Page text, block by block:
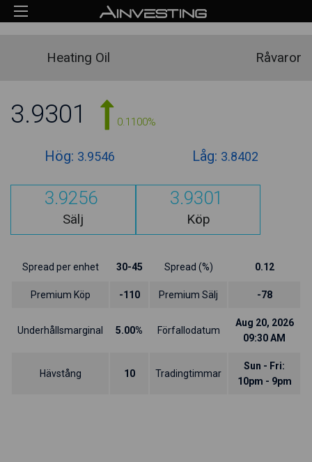
Heating Oil Råvaror
3.9301 0.1100%
Hög: 3.9546 Låg: 3.8402
3.9256
Sälj
3.9301
Köp
Spread per enhet 30-45 Spread (%) 0.12
Premium Köp -110 Premium Sälj -78
Underhållsmarginal 5.00% Förfallodatum
Aug 20, 2026
09:30 AM
Hävstång 10 Tradingtimmar
Sun - Fri:
10pm - 9pm